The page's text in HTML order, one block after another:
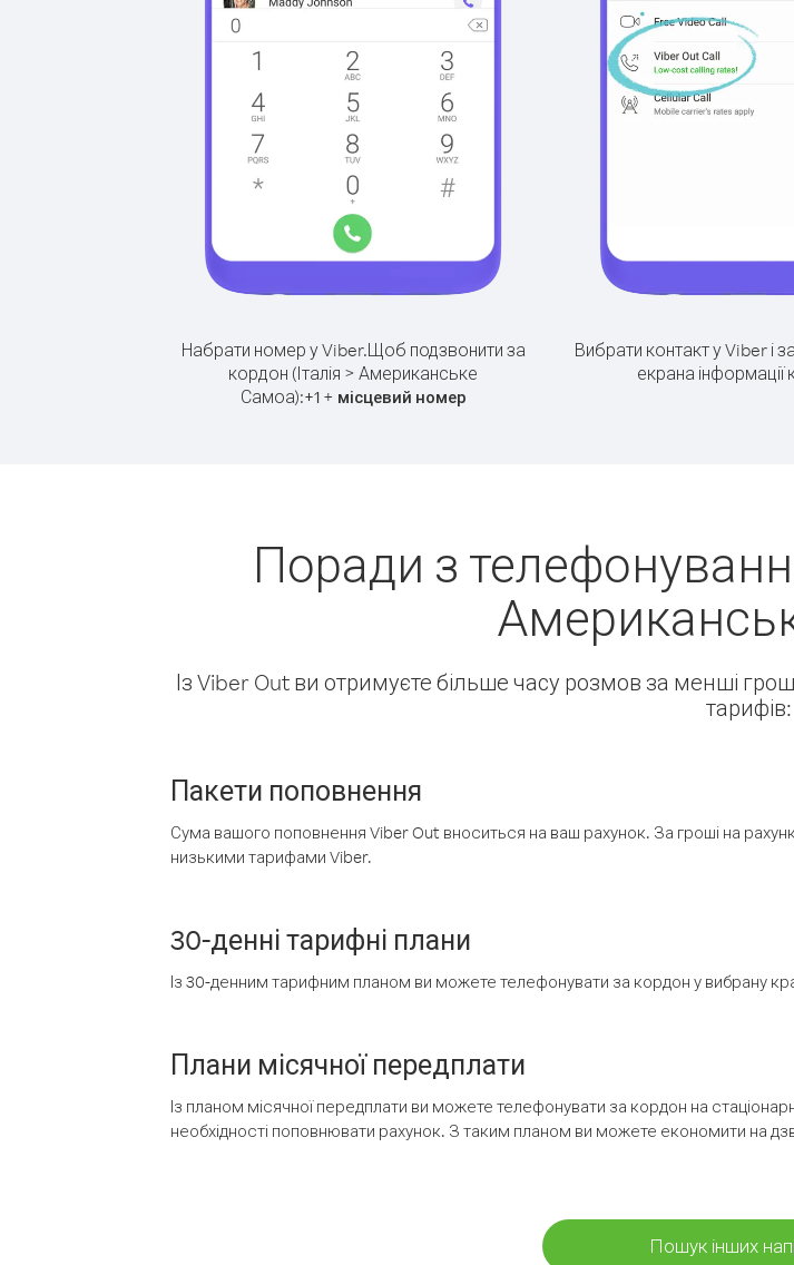
Набрати номер у Viber.Щоб подзвонити за
кордон (Італія > Американське
Самоа):+1+ місцевий номер
Вибрати контакт у Viber і
екрана інформації
Поради з
Із Viber Out ви отримуєте більше часу розмов за менші
тарифів:
Пакети поповнення
Сума вашого поповнення Viber Out вноситься на ваш рахунок. За гроші на
низькими тарифами Viber.
30-денні тарифні плани
Із 30-денним тарифним планом ви можете телефонувати за кордон у вибрану
Плани місячної передплати
Із планом місячної передплати ви можете телефонувати за кордон на
необхідності поповнювати рахунок. З таким планом ви можете економити на
Пошук інших